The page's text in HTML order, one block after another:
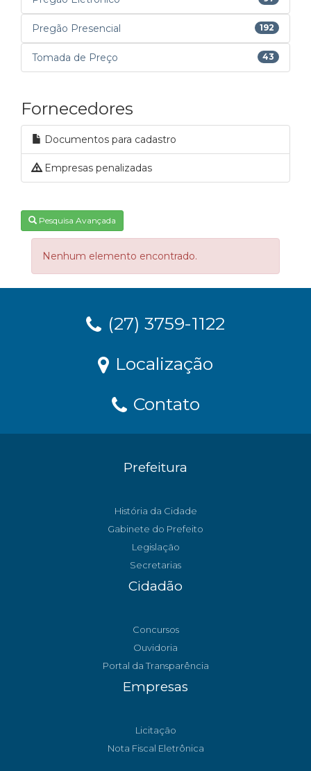
Pregão Presencial 192
Tomada de Preço 43
Fornecedores
Documentos para cadastro
Empresas penalizadas
Pesquisa Avançada
Nenhum elemento encontrado.
(27) 3759-1122
Localização
Contato
Prefeitura
História da Cidade
Gabinete do Prefeito
Legislação
Secretarias
Cidadão
Concursos
Ouvidoria
Portal da Transparência
Empresas
Licitação
Nota Fiscal Eletrônica